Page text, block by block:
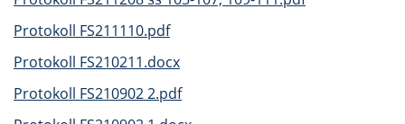
Protokoll FS211110.pdf
Protokoll FS210211.docx
Protokoll FS210902 2.pdf